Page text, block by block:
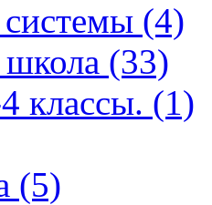
(4)
(33)
классы. (1)
(5)